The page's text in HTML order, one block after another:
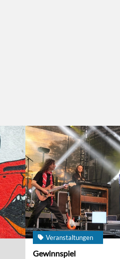
Veranstaltungen
Gewinnspiel